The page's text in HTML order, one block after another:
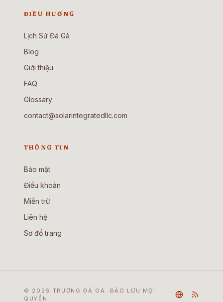
ĐIỀU HƯỚNG
Lịch Sử Đá Gà
Blog
Giới thiệu
FAQ
Glossary
contact@solarintegratedllc.com
THÔNG TIN
Bảo mật
Điều khoản
Miễn trừ
Liên hệ
Sơ đồ trang
© 2026 TRƯỜNG ĐÁ GÀ. BẢO LƯU MỌI
QUYỀN.